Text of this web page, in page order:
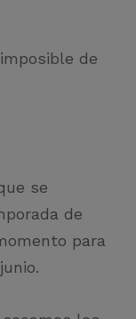
de
se
de
para